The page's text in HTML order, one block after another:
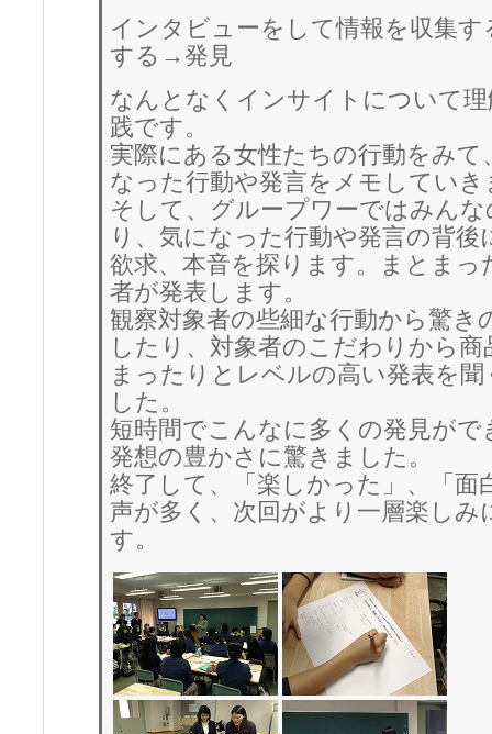
インタビューをして情報を収集
する→発見
なんとなくインサイトについて
践です。
実際にある女性たちの行動をみて
なった行動や発言をメモしていき
そして、グループワーではみん
り、気になった行動や発言の背後
欲求、本音を探ります。まとまっ
者が発表します。
観察対象者の些細な行動から驚き
したり、対象者のこだわりから
まったりとレベルの高い発表を
した。
短時間でこんなに多くの発見がで
発想の豊かさに驚きました。
終了して、「楽しかった」、「面
声が多く、次回がより一層楽しみ
す。